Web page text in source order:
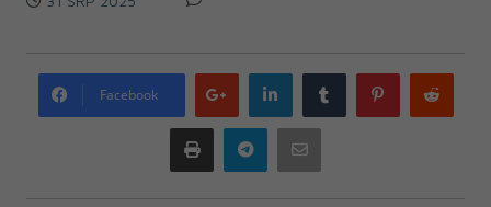
Facebook
Google
plus
LinkedIn Tumblr Pinterest
Print Telegram